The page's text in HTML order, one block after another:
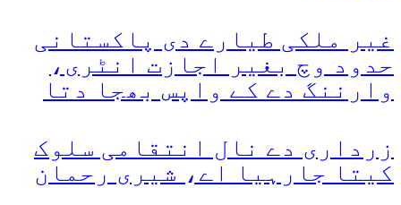
غیر ملکی طیارے دی پاکستانی
حدود وچ بغیر اجازت انٹری،
وارننگ دے کے واپس بھجا دتا
زرداری دے نال انتقامی سلوک
کیتا جارہیا اے، شیری رحمان